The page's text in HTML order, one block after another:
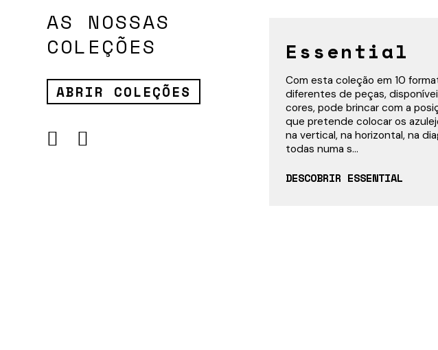
AS NOSSAS
COLEÇÕES
ABRIR COLEÇÕES
Essential
Com esta coleção em 10
diferentes de peças,
cores, pode brincar com a
que pretende colocar os
na vertical, na horizontal, na
todas numa s...
DESCOBRIR ESSENTIAL